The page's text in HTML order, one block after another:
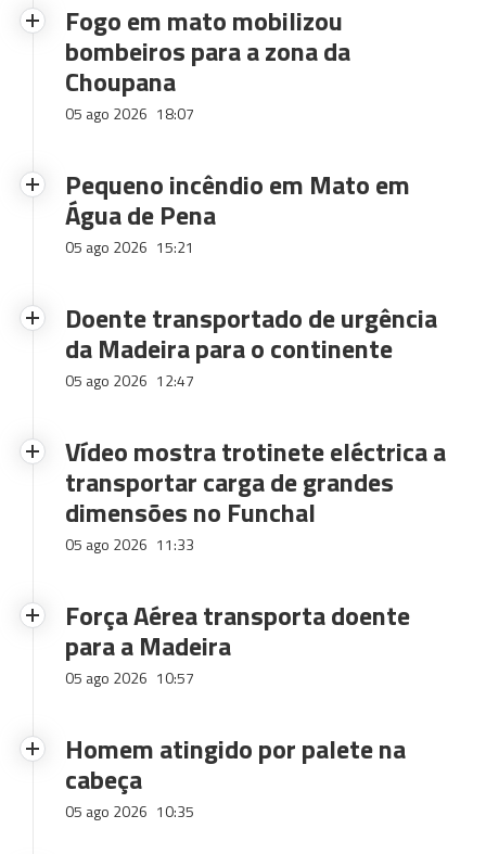
Fogo em mato mobilizou
bombeiros para a zona da
Choupana
05 ago 2026 18:07
Pequeno incêndio em Mato em
Água de Pena
05 ago 2026 15:21
Doente transportado de urgência
da Madeira para o continente
05 ago 2026 12:47
Vídeo mostra trotinete eléctrica a
transportar carga de grandes
dimensões no Funchal
05 ago 2026 11:33
Força Aérea transporta doente
para a Madeira
05 ago 2026 10:57
Homem atingido por palete na
cabeça
05 ago 2026 10:35